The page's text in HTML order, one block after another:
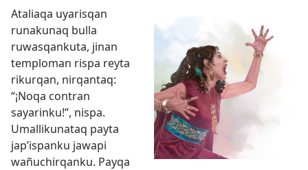
Ataliaqa uyarisqan
runakunaq bulla
ruwasqankuta, jinan
temploman rispa reyta
rikurqan, nirqantaq:
“¡Noqa contran
sayarinku!”, nispa.
Umallikunataq payta
jap’ispanku jawapi
wañuchirqanku. Payqa